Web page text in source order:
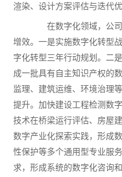
渲染、设计方案评估与迭代
在数字化领域，公司
增效。一是实施数字化转型
字化转型三年行动规划。二
成一批具有自主知识产权的
监理、建筑运维、环境治理
提升。加快建设工程检测数
技术在桥梁运行评估、房屋
数字产业化探索实践，形成
性保护等多个通用型专业服
求，形成系统的数字化咨询